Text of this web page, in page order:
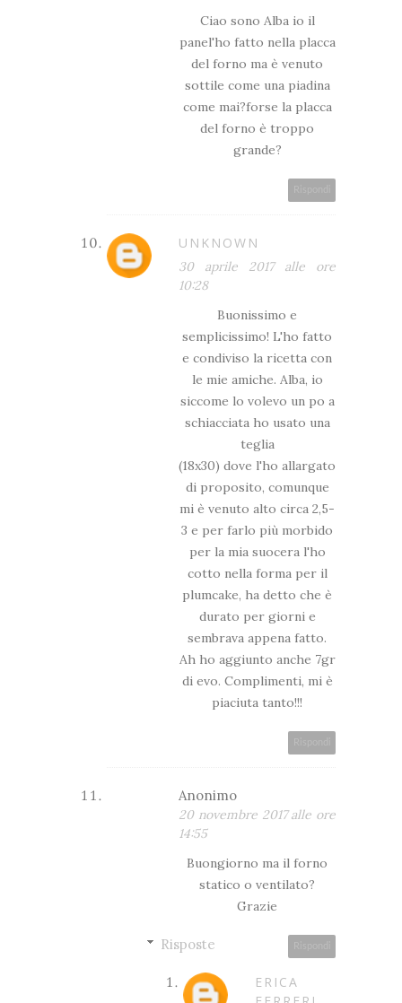
Ciao sono Alba io il
panel'ho fatto nella placca
del forno ma è venuto
sottile come una piadina
come mai?forse la placca
del forno è troppo
grande?
UNKNOWN
30 aprile 2017 alle ore
10:28
Buonissimo e
semplicissimo! L'ho fatto
e condiviso la ricetta con
le mie amiche. Alba, io
siccome lo volevo un po a
schiacciata ho usato una
teglia
(18x30) dove l'ho allargato
di proposito, comunque
mi è venuto alto circa 2,5-
3 e per farlo più morbido
per la mia suocera l'ho
cotto nella forma per il
plumcake, ha detto che è
durato per giorni e
sembrava appena fatto.
Ah ho aggiunto anche 7gr
di evo. Complimenti, mi è
piaciuta tanto!!!
Anonimo
20 novembre 2017 alle ore
14:55
Buongiorno ma il forno
statico o ventilato?
Grazie
Risposte
ERICA